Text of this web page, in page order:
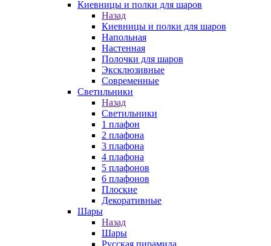
Киевницы и полки для шаров
Назад
Киевницы и полки для шаров
Напольная
Настенная
Полочки для шаров
Эксклюзивные
Современные
Светильники
Назад
Светильники
1 плафон
2 плафона
3 плафона
4 плафона
5 плафонов
6 плафонов
Плоские
Декоративные
Шары
Назад
Шары
Русская пирамида